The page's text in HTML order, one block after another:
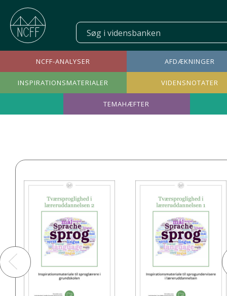
NCFF-ANALYSER AFDÆKNINGER
INSPIRATIONSMATERIALER VIDENSNOTATER
TEMAHÆFTER
Translanguaging